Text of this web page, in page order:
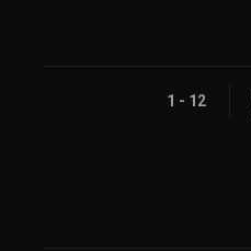
1 - 12